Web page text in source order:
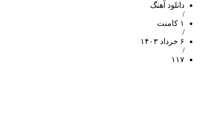
دانلود آهنگ
/
۱ کامنت
/
۶ خرداد ۱۴۰۳
/
۱۱۷